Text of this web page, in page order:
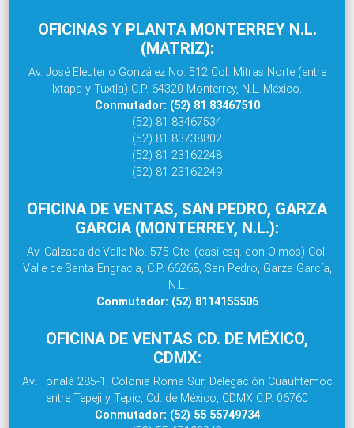
OFICINAS Y PLANTA MONTERREY N.L.
(MATRIZ):
Av. José Eleuterio González No. 512 Col. Mitras Norte (entre
Ixtapa y Tuxtla) C.P. 64320 Monterrey, N.L. México.
Conmutador: (52) 81 83467510
(52) 81 83467534
(52) 81 83738802
(52) 81 23162248
(52) 81 23162249
OFICINA DE VENTAS, SAN PEDRO, GARZA
GARCIA (MONTERREY, N.L.):
Av. Calzada de Valle No. 575 Ote. (casi esq. con Olmos) Col.
Valle de Santa Engracia, C.P. 66268, San Pedro, Garza García,
N.L.
Conmutador: (52) 8114155506
OFICINA DE VENTAS CD. DE MÉXICO,
CDMX:
Av. Tonalá 285-1, Colonia Roma Sur, Delegación Cuauhtémoc
entre Tepeji y Tepic, Cd. de México, CDMX C.P. 06760
Conmutador: (52) 55 55749734